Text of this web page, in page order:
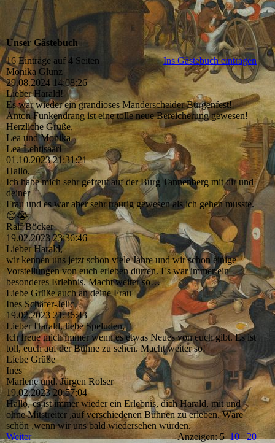
Unser Gästebuch
16 Einträge auf 4 Seiten
Ins Gästebuch eintragen
Monika Glunz
29.08.2024 14:08:26
Lieber Harald!
Es war wieder ein grandioses Manderscheider Burgenfest!
Anton Funkendrang ist eine tolle neue Bereicherung gewesen!
Herzliche Grüße,
Lea und Monika
Lea Lehtisaari
01.10.2023 21:31:21
Hallo,
Ich habe mich sehr gefreut auf der Burg Tannenberg mit dir und
deiner
Frau und es war aber sehr traurig gewesen als ich gehen musste.
😊😭
Ralf Böcker
19.02.2023 23:36:46
Lieber Harald,
wir kennen uns jetzt schon viele Jahre und wir schon einige
Vorstellungen von euch erleben dürfen. Es war immer ein
besonderes Erlebnis. Macht weiter so…
Liebe Grüße auch an deine Frau
Ines Schäfer-Jelic
19.02.2023 21:36:43
Lieber Harald, liebe Speluden,
Ich freue mich immer wenn es etwas Neues von euch gibt. Es ist
toll, euch auf der Bühne zu sehen. Macht weiter so!
Liebe Grüße
Ines
Marlene und. Jürgen Rolser
19.02.2023 20:57:04
Hallo, es ist immer wieder ein Erlebnis, dich Harald, mit und
ohne Mitstreiter ,auf verschiedenen Bühnen zu erleben. Wäre
schön ,wenn wir uns bald wiedersehen würden.
Weiter
Anzeigen: 510 20